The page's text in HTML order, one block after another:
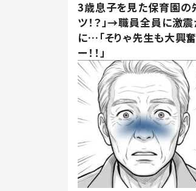
3歳息子を見た保育園の
ツ！？」→職員全員に激
に…「そりゃ先生も大興
ー！！」